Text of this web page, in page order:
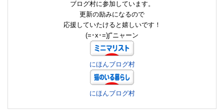
ブログ村に参加しています。
更新の励みになるので
応援していたけると嬉しいです！
(=･x･=)∫"ニャーン
にほんブログ村
にほんブログ村